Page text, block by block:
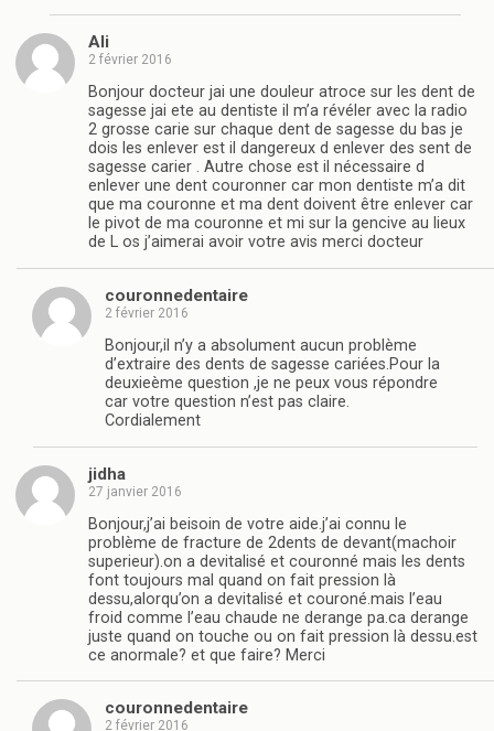
Ali
2 février 2016
Bonjour docteur jai une douleur atroce sur les dent de
sagesse jai ete au dentiste il m’a révéler avec la radio
2 grosse carie sur chaque dent de sagesse du bas je
dois les enlever est il dangereux d enlever des sent de
sagesse carier . Autre chose est il nécessaire d
enlever une dent couronner car mon dentiste m’a dit
que ma couronne et ma dent doivent être enlever car
le pivot de ma couronne et mi sur la gencive au lieux
de L os j’aimerai avoir votre avis merci docteur
couronnedentaire
2 février 2016
Bonjour,il n’y a absolument aucun problème
d’extraire des dents de sagesse cariées.Pour la
deuxieème question ,je ne peux vous répondre
car votre question n’est pas claire.
Cordialement
jidha
27 janvier 2016
Bonjour,j’ai beisoin de votre aide.j’ai connu le
problème de fracture de 2dents de devant(machoir
superieur).on a devitalisé et couronné mais les dents
font toujours mal quand on fait pression là
dessu,alorqu’on a devitalisé et couroné.mais l’eau
froid comme l’eau chaude ne derange pa.ca derange
juste quand on touche ou on fait pression là dessu.est
ce anormale? et que faire? Merci
couronnedentaire
2 février 2016